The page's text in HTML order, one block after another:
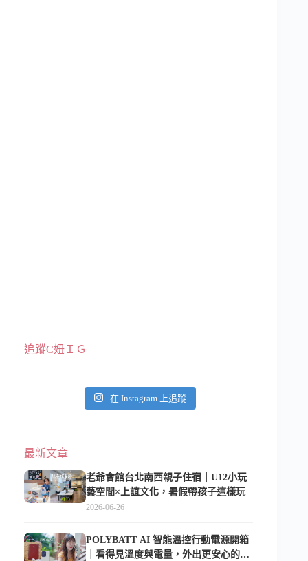
追蹤C妞ＩＧ
在 Instagram 上追蹤
最新文章
老爺會館台北南西親子住宿｜U12小玩
藝空間×上誼文化，暑假帶孩子這樣玩
2026-06-26
POLYBATT AI 智能溫控行動電源開箱
｜看得見溫度與電量，外出更安心的